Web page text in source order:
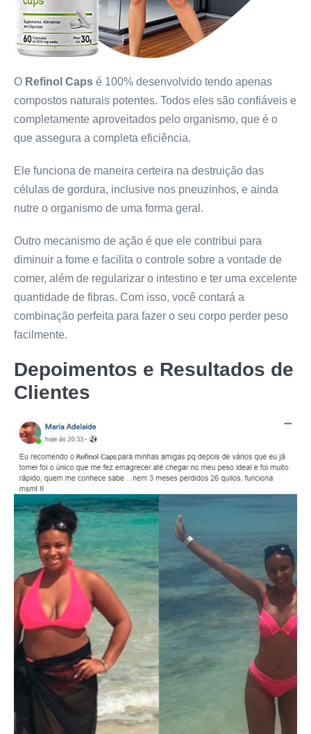
O Refinol Caps é 100% desenvolvido tendo apenas
compostos naturais potentes. Todos eles são confiáveis e
completamente aproveitados pelo organismo, que é o
que assegura a completa eficiência.
Ele funciona de maneira certeira na destruição das
células de gordura, inclusive nos pneuzinhos, e ainda
nutre o organismo de uma forma geral.
Outro mecanismo de ação é que ele contribui para
diminuir a fome e facilita o controle sobre a vontade de
comer, além de regularizar o intestino e ter uma excelente
quantidade de fibras. Com isso, você contará a
combinação perfeita para fazer o seu corpo perder peso
facilmente.
Depoimentos e Resultados de
Clientes